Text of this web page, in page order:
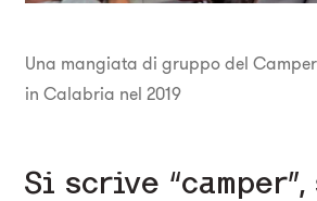
Una mangiata di gruppo del
in Calabria nel 2019
Si scrive